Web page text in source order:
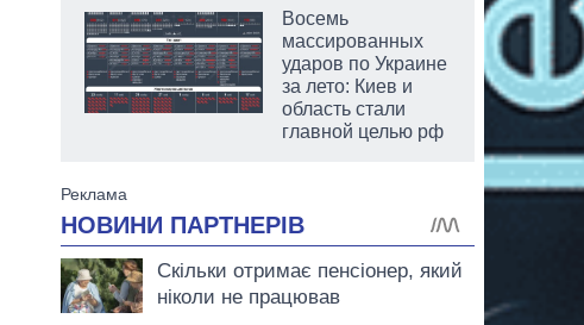
Восемь
массированных
ударов по Украине
за лето: Киев и
область стали
главной целью рф